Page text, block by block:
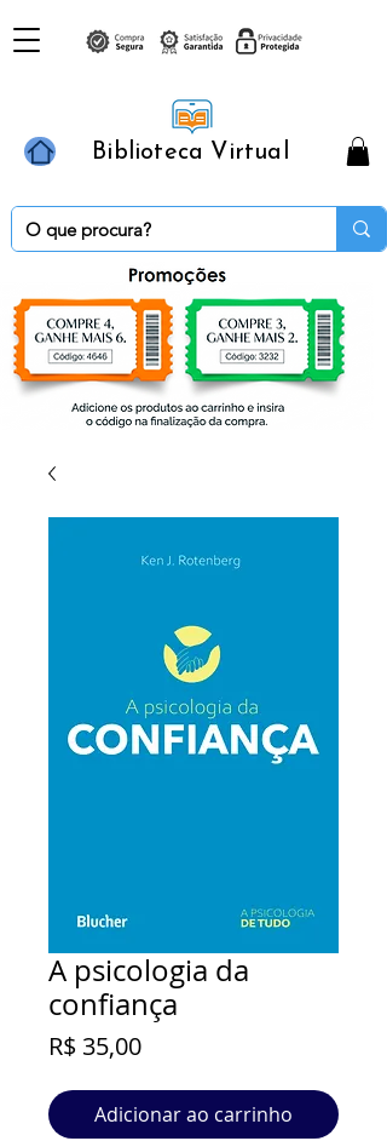
Biblioteca Virtual
A psicologia da
confiança
R$ 35,00Preço
Adicionar ao carrinho